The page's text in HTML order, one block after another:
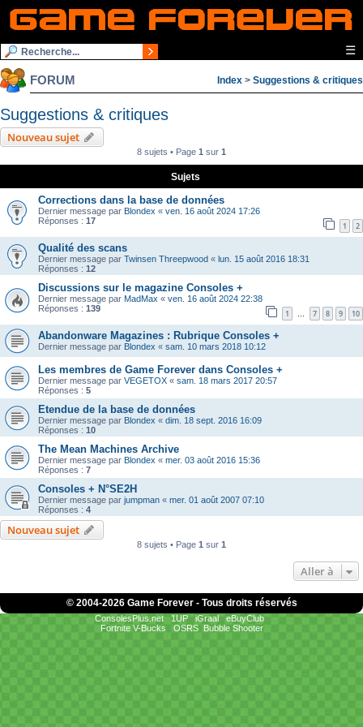
☰
FORUM Index > Suggestions & critiques
Suggestions & critiques
Nouveau sujet
8 sujets • Page 1 sur 1
Sujets
Corrections dans la base de données
Dernier message par Blondex « ven. 16 août 2024 17:26
Réponses : 17 1 2
Qualité des scans
Dernier message par Twinsen Threepwood « lun. 15 août 2016 18:31
Réponses : 12
Discussions sur le magazine Consoles +
Dernier message par MadMax « ven. 16 août 2024 22:38
Réponses : 139 1 … 7 8 9 10
Abandonware Magazines : Rubrique Consoles +
Dernier message par Blondex « sam. 10 mars 2018 10:12
Les membres de Game Forever dans Consoles +
Dernier message par VEGETOX « sam. 18 mars 2017 20:57
Réponses : 5
Etendue de la base de données
Dernier message par Blondex « dim. 18 sept. 2016 16:09
Réponses : 10
The Mean Machines Archive
Dernier message par Blondex « mer. 03 août 2016 15:36
Réponses : 7
Consoles + N°SE2H
Dernier message par jumpman « mer. 01 août 2007 07:10
Réponses : 4
Nouveau sujet
8 sujets • Page 1 sur 1
Aller à
© 2004-2026 Game Forever - Tous droits réservés
ConsolesPlus.net 1UP iGraal
eBuyClub
Fortnite V-Bucks
OSRS Bubble Shooter